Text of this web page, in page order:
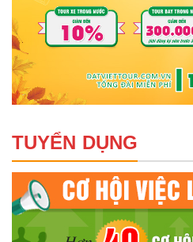
TUYỂN DỤNG